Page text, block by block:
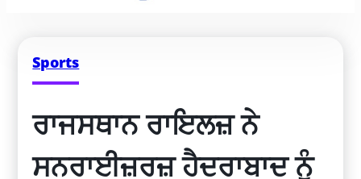
Sports
ਰਾਜਸਥਾਨ ਰਾਇਲਜ਼ ਨੇ
ਸਨਰਾਈਜ਼ਰਜ਼ ਹੈਦਰਾਬਾਦ ਨੂੰ